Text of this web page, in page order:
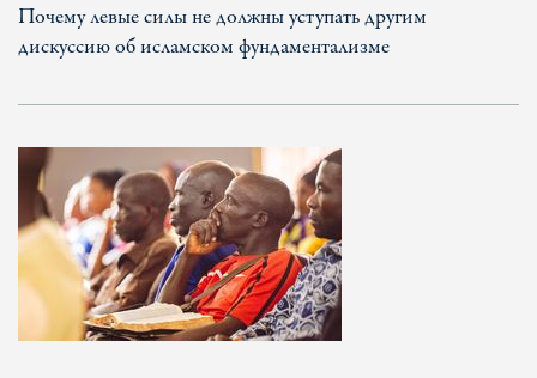
Почему левые силы не должны уступать другим
дискуссию об исламском фундаментализме